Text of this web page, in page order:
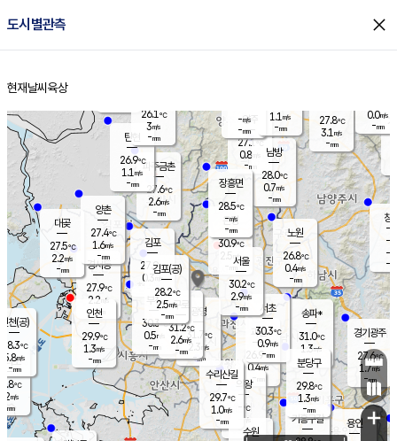
도시별관측 close
홈
현재날씨 육상
의도
℃
m/s
mm
양주
27.1℃
0.8
-mm
과천
26.9℃
0.4m/s
- mm
용인
경기광주
27.6℃
1.7m/s
-mm
경서동
27.9℃
2.2 m/s
-mm
파주금촌
27.6℃
2.6m/s
-mm
27.8℃
3.1 m/s
-mm
대곶
27.5℃
2.2m/s
-mm
창
-
-m/
-
탄현
26.9℃
1.1 m/s
-mm
0.0m/s
-mm
의왕
- ℃
m/s
mm
김포
27.9℃
0.3 m/s
mm
광명
31.7 ℃
2.3 m/s
-mm
부천
30.3℃
0.5m/s
-mm
양촌
27.4℃
1.6m/s
-mm
구로
31.2℃
2.6m/s
-mm
은평
30.9℃
2.5 m/s
- mm
노원
26.8℃
0.4m/s
-mm
송파*
31.0℃
1.3m/s
-mm
서초
30.3℃
0.9m/s
-mm
남방
28.0℃
0.7m/s
-mm
기흥구갈
수리산길
29.7℃
1.0m/s
-mm
분당구
29.8℃
1.3m/s
-mm
장흥면
28.5℃
-m/s
-mm
-m/s
-mm
인천(공)
28.3℃
5.8m/s
-mm
김포(공)
28.2℃
2.5m/s
-mm
수원
인천
29.9℃
1.3m/s
-mm
서울
30.2℃
2.9m/s
-mm
26.1℃
3m/s
-mm
1.1 m/s
-mm
+